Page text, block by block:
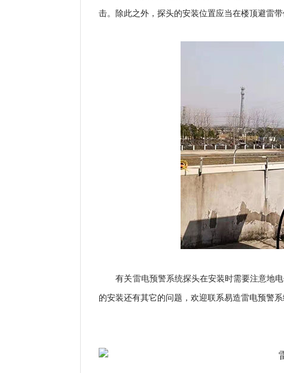
击。除此之外，探头的安装位置应当在楼顶避雷
有关雷电预警系统探头在安装时需要注意地
的安装还有其它的问题，欢迎联系易造雷电预警